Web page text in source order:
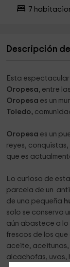
7
Descripción
Esta
Oropesa, entre
Oropesa es un
Toledo,
Oropesa es un
reyes,
que es
Lo curioso de
parcela de un
de una pequeña
solo se conserva
aún abastece a
frescos de los
aceite,
alcachofas, uvas,